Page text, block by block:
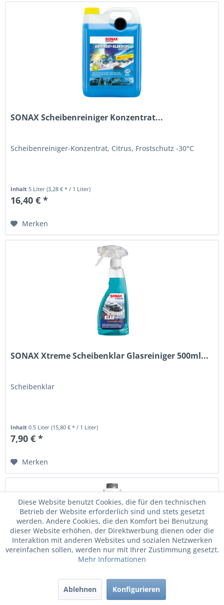
SONAX Scheibenreiniger Konzentrat...
Scheibenreiniger-Konzentrat, Citrus, Frostschutz -30°C
Inhalt 5 Liter(3,28 € * / 1 Liter)
16,40 € *
Merken
SONAX Xtreme Scheibenklar Glasreiniger 500ml...
Scheibenklar
Inhalt0.5 Liter(15,80 € * / 1 Liter)
7,90 € *
Merken
SONAX Scheibenreiniger Xtreme Konzentrat
Diese Website benutzt Cookies, die für den technischen
Betrieb der Website erforderlich sind und stets gesetzt
werden. Andere Cookies, die den Komfort bei Benutzung
dieser Website erhöhen, der Direktwerbung dienen oder die
Interaktion mit anderen Websites und sozialen Netzwerken
vereinfachen sollen, werden nur mit Ihrer Zustimmung gesetzt.
Mehr Informationen
Ablehnen Konfigurieren